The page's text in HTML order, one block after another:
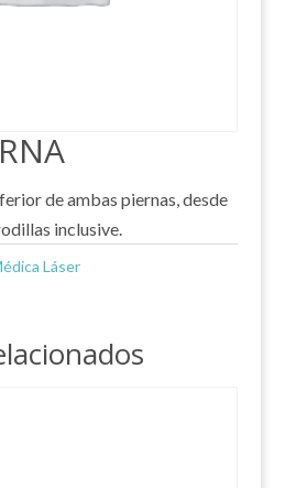
de ambas piernas, desde
inclusive.
Láser